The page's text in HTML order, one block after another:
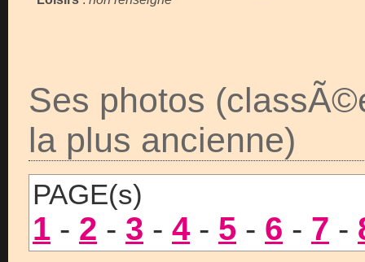
Ses photos
la plus ancienne)
PAGE(s)
1 - 2 - 3 - 4 - 5 - 6 - 7 -